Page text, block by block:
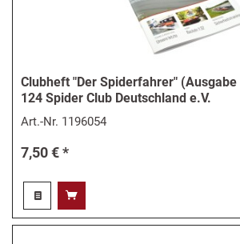
Clubheft "Der Spiderfahrer"
124 Spider Club Deutschland e.V.
Art.-Nr. 1196054
7,50 € *